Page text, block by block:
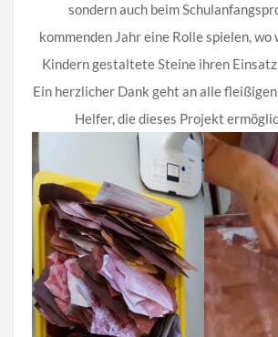
sondern auch beim
kommenden Jahr eine Rolle spielen, wo
Kindern gestaltete Steine ihren
Ein herzlicher Dank geht an alle
Helfer, die dieses Projekt